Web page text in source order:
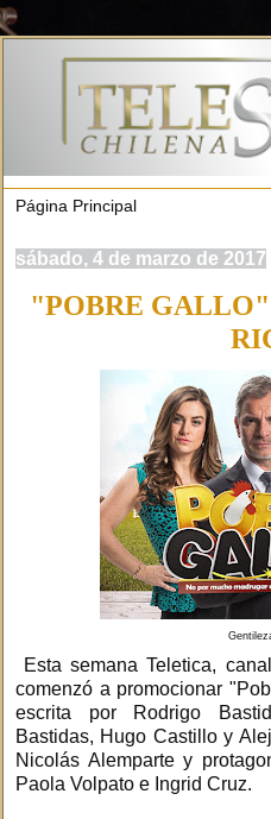
sábado, 4 de marzo de 2017
"POBRE
Esta semana Teletica,
comenzó a promocionar
escrita por Rodrigo
Bastidas, Hugo Castillo y
Nicolás Alemparte y
Paola Volpato e Ingrid Cruz.